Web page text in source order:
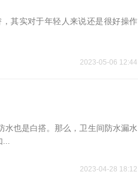
其实对于年轻人来说还是很好操作
2023-05-06 12:44
水也是白搭。那么，卫生间防水漏水
2023-04-28 18:12